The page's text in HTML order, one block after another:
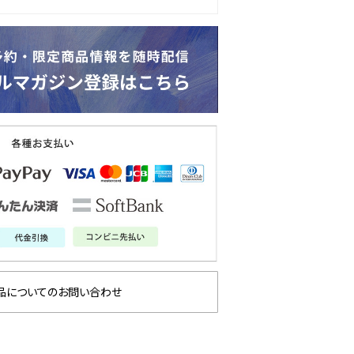
についてのお問い合わせ